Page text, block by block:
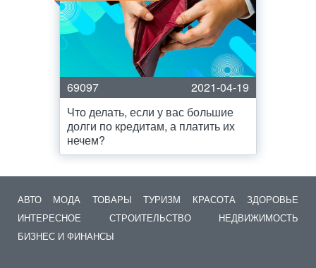
69097
2021-04-19
Что делать, если у вас большие
долги по кредитам, а платить их
нечем?
АВТО МОДА ТОВАРЫ ТУРИЗМ КРАСОТА
ЗДОРОВЬЕ
ИНТЕРЕСНОЕ
СТРОИТЕЛЬСТВО
НЕДВИЖИМОСТЬ
БИЗНЕС И ФИНАНСЫ